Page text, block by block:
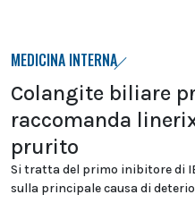
MEDICINA INTERNA
Colangite biliare
raccomanda
prurito
Si tratta del primo inibitore di
sulla principale causa di